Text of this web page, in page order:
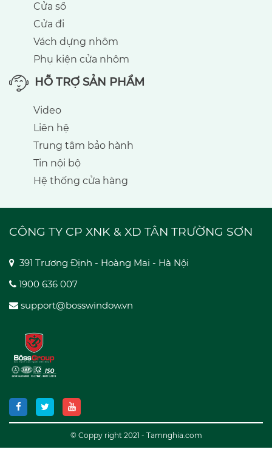
Cửa sổ
Cửa đi
Vách dựng nhôm
Phụ kiện cửa nhôm
HỖ TRỢ SẢN PHẨM
Video
Liên hệ
Trung tâm bảo hành
Tin nội bộ
Hệ thống cửa hàng
CÔNG TY CP XNK & XD TÂN TRƯỜNG SƠN
391 Trương Định - Hoàng Mai - Hà Nội
1900 636 007
support@bosswindow.vn
© Coppy right 2021 - Tamnghia.com